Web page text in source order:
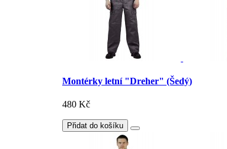
Montérky letní "Dreher" (Šedý)
480 Kč
Přidat do košíku